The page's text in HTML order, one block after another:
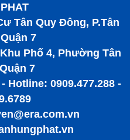
Tân Quy Đông, P.Tân
7
Phố 4, Phường Tân
7
Hotline: 0909.477.288 -